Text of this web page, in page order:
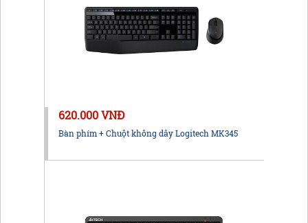
620.000 VNĐ
Bàn phím + Chuột không dây Logitech MK345